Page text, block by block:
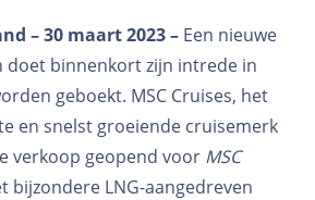
– 30 maart 2023 – Een nieuwe
doet binnenkort zijn intrede in
geboekt. MSC Cruises, het
en snelst groeiende cruisemerk
verkoop geopend voor MSC
bijzondere LNG-aangedreven